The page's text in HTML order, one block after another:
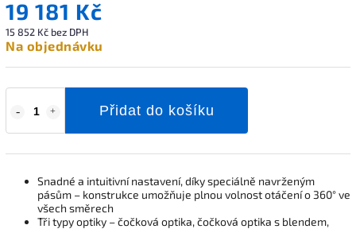
19 181 Kč
15 852 Kč bez DPH
Na objednávku
Přidat do košíku
Snadné a intuitivní nastavení, díky speciálně navrženým
pásům – konstrukce umožňuje plnou volnost otáčení o 360° ve
všech směrech
Tři typy optiky – čočková optika, čočková optika s blendem,